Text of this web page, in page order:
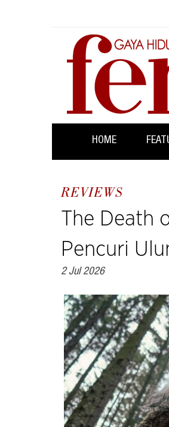
HOME
REVIEWS
The Death
Pencuri
2 Jul 2026